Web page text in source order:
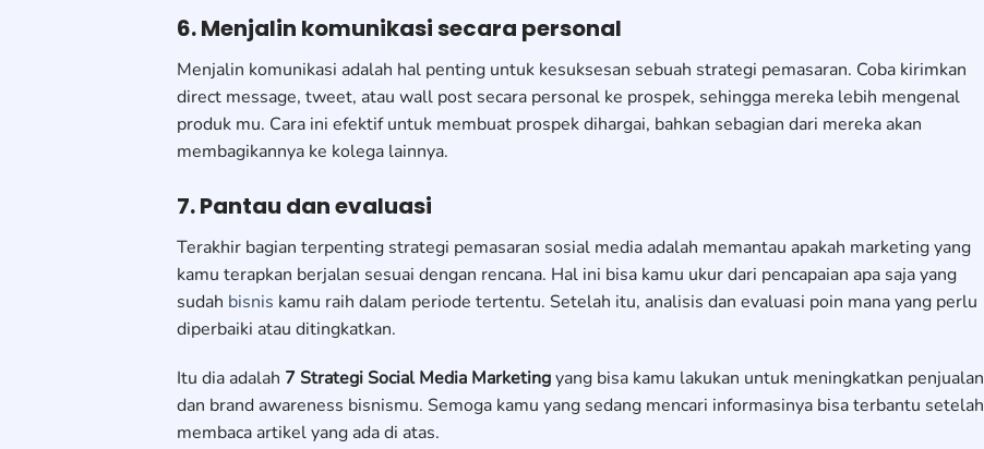
6. Menjalin komunikasi secara personal
Menjalin komunikasi adalah hal penting untuk kesuksesan sebuah strategi pemasaran. Coba kirimkan
direct message, tweet, atau wall post secara personal ke prospek, sehingga mereka lebih mengenal
produk mu. Cara ini efektif untuk membuat prospek dihargai, bahkan sebagian dari mereka akan
membagikannya ke kolega lainnya.
7. Pantau dan evaluasi
Terakhir bagian terpenting strategi pemasaran sosial media adalah memantau apakah marketing yang
kamu terapkan berjalan sesuai dengan rencana. Hal ini bisa kamu ukur dari pencapaian apa saja yang
sudah bisnis kamu raih dalam periode tertentu. Setelah itu, analisis dan evaluasi poin mana yang perlu
diperbaiki atau ditingkatkan.
Itu dia adalah 7 Strategi Social Media Marketingyang bisa kamu lakukan untuk meningkatkan penjualan
dan brand awareness bisnismu. Semoga kamu yang sedang mencari informasinya bisa terbantu setelah
membaca artikel yang ada di atas.